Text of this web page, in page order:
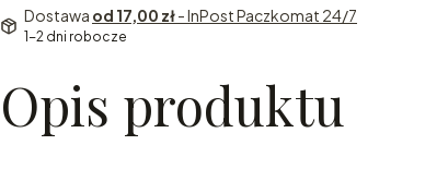
Dostawa od 17,00 zł- InPost Paczkomat 24/7
1-2 dni robocze
Opis produktu